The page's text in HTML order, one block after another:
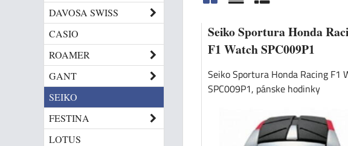
Mriežka
Seiko Sportura Honda
F1 Watch SPC009P1
Seiko Sportura Honda Racing F1
SPC009P1, pánske hodinky
DAVOSA SWISS
CASIO
ROAMER
GANT
SEIKO
FESTINA
LOTUS